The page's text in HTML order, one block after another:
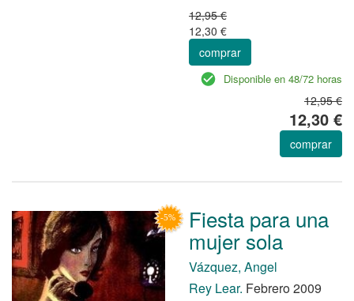
12,95 €
12,30 €
comprar
Disponible en 48/72 horas
12,95 €
12,30 €
comprar
Fiesta para una
mujer sola
Vázquez, Angel
Rey Lear. Febrero 2009